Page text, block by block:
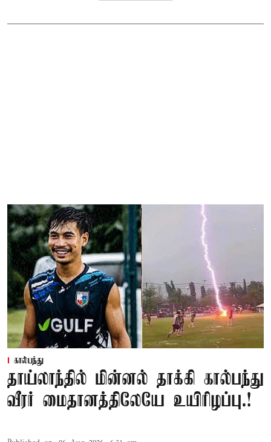
கால்பந்து
தாய்லாந்தில் மின்னல் தாக்கி கால்பந்து
வீரர் மைதானத்திலேயே உயிரிழப்பு.!